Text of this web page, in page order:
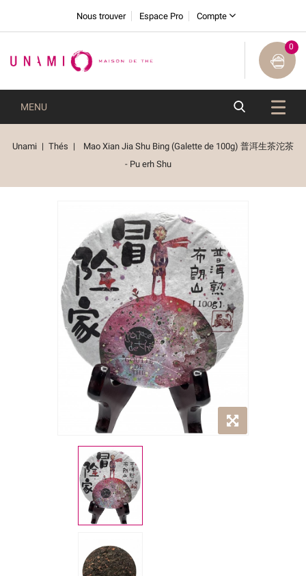
Nous trouver Espace Pro Compte
0
MENU
Unami Thés
Mao Xian Jia Shu Bing (Galette de 100g) 普洱生茶沱茶
- Pu erh Shu